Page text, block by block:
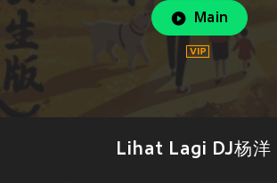
Main
Lihat Lagi DJ杨洋